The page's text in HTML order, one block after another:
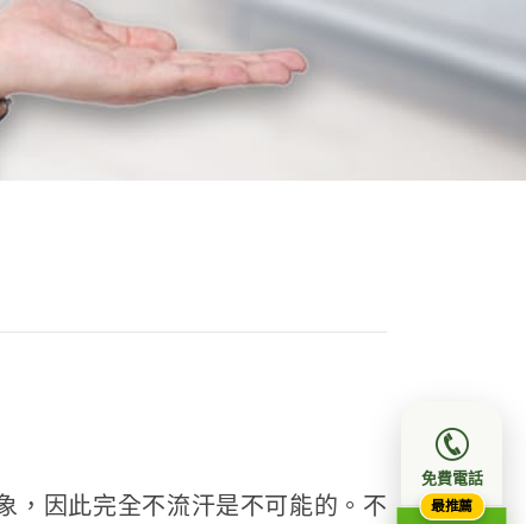
，因此完全不流汗是不可能的。不
免費電話
最推薦